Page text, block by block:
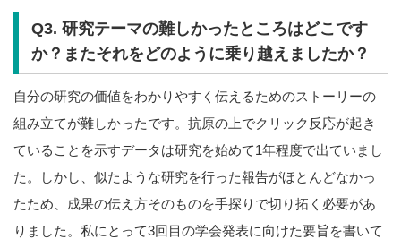
Q3. 研究テーマの難しかったところはどこです
か？またそれをどのように乗り越えましたか？
自分の研究の価値をわかりやすく伝えるためのストーリーの
組み立てが難しかったです。抗原の上でクリック反応が起き
ていることを示すデータは研究を始めて1年程度で出ていまし
た。しかし、似たような研究を行った報告がほとんどなかっ
たため、成果の伝え方そのものを手探りで切り拓く必要があ
りました。私にとって3回目の学会発表に向けた要旨を書いて